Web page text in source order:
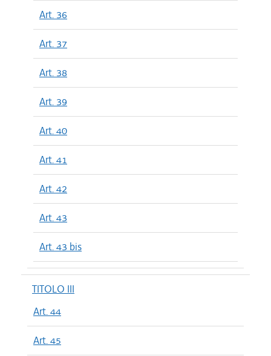
Art. 36
Art. 37
Art. 38
Art. 39
Art. 40
Art. 41
Art. 42
Art. 43
Art. 43 bis
TITOLO III
Art. 44
Art. 45